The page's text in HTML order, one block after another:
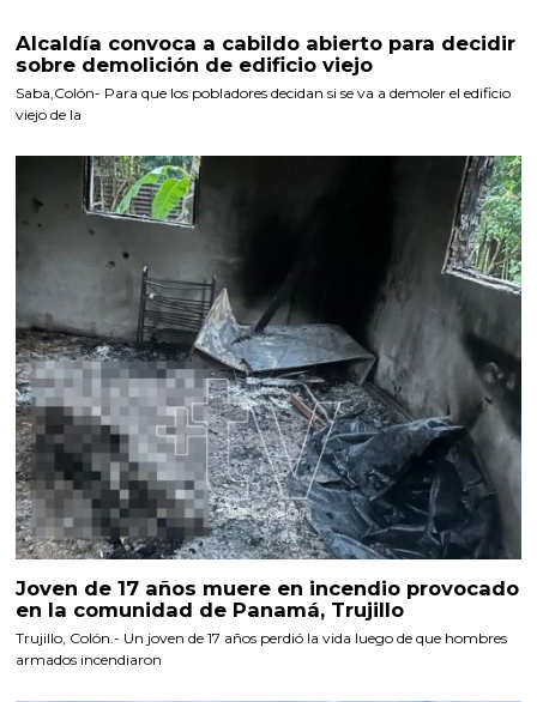
Alcaldía convoca a cabildo abierto para decidir
sobre demolición de edificio viejo
Saba,Colón- Para que los pobladores decidan si se va a demoler el edificio
viejo de la
Joven de 17 años muere en incendio provocado
en la comunidad de Panamá, Trujillo
Trujillo, Colón.- Un joven de 17 años perdió la vida luego de que hombres
armados incendiaron